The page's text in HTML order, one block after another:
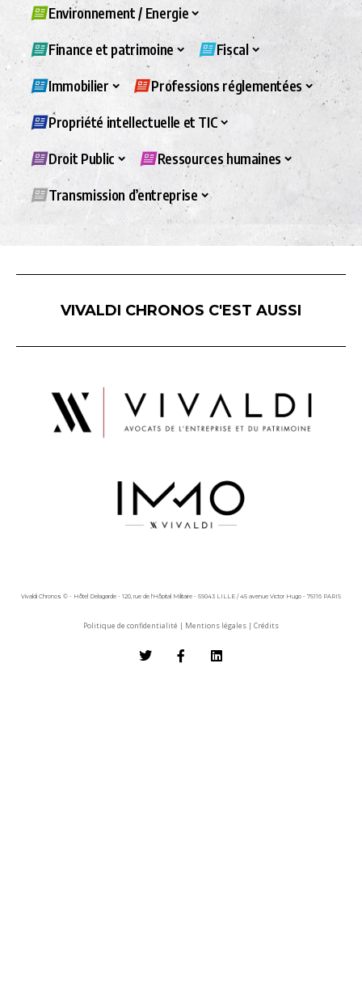
Environnement / Energie
Finance et patrimoine Fiscal
Immobilier Professions réglementées
Propriété intellectuelle et TIC
Droit Public Ressources humaines
Transmission d’entreprise
VIVALDI CHRONOS C'EST AUSSI
Vivaldi Chronos © - Hôtel Delagarde - 120, rue de l'Hôpital Militaire - 59043 LILLE / 45 avenue Victor Hugo - 75116 PARIS
Politique de confidentialité | Mentions légales | Crédits